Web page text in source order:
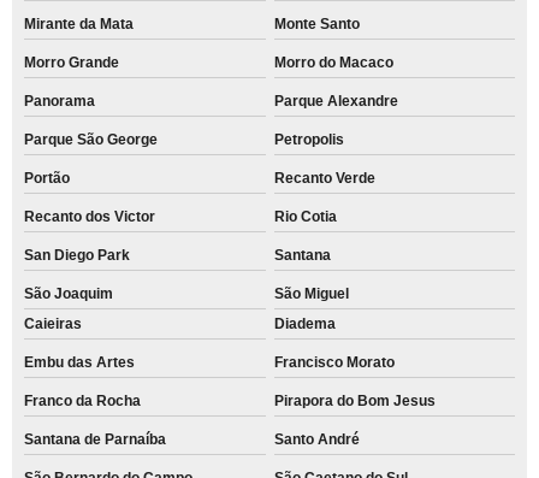
Mirante da Mata Monte Santo
Morro Grande Morro do Macaco
Panorama Parque Alexandre
Parque São George Petropolis
Portão Recanto Verde
Recanto dos Victor Rio Cotia
San Diego Park Santana
São Joaquim
São Miguel
Caieiras
Diadema
Embu das Artes Francisco Morato
Franco da Rocha Pirapora do Bom Jesus
Santana de Parnaíba Santo André